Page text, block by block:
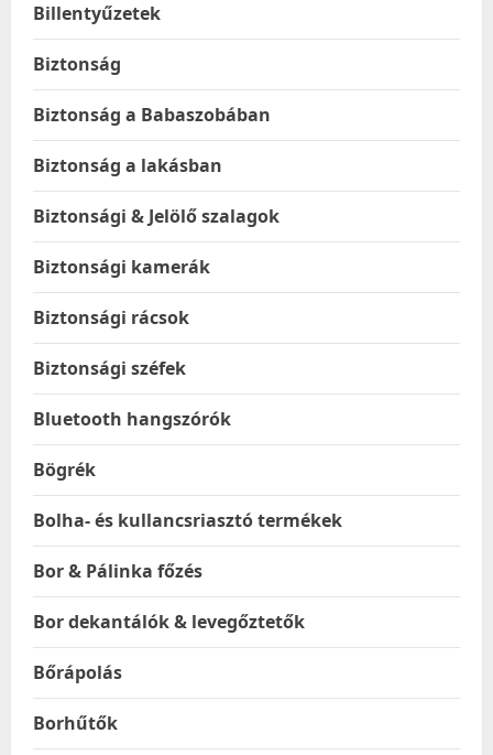
Billentyűzetek
Biztonság
Biztonság a Babaszobában
Biztonság a lakásban
Biztonsági & Jelölő szalagok
Biztonsági kamerák
Biztonsági rácsok
Biztonsági széfek
Bluetooth hangszórók
Bögrék
Bolha- és kullancsriasztó termékek
Bor & Pálinka főzés
Bor dekantálók & levegőztetők
Bőrápolás
Borhűtők